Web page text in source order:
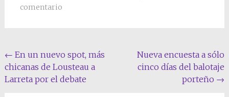
comentario
Navegación
de
entradas
← En un nuevo spot, más
chicanas de Lousteau a
Larreta por el debate
Nueva encuesta a sólo
cinco días del balotaje
porteño →